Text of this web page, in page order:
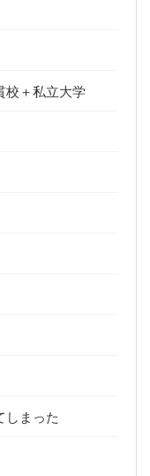
校＋私立大学
しまった